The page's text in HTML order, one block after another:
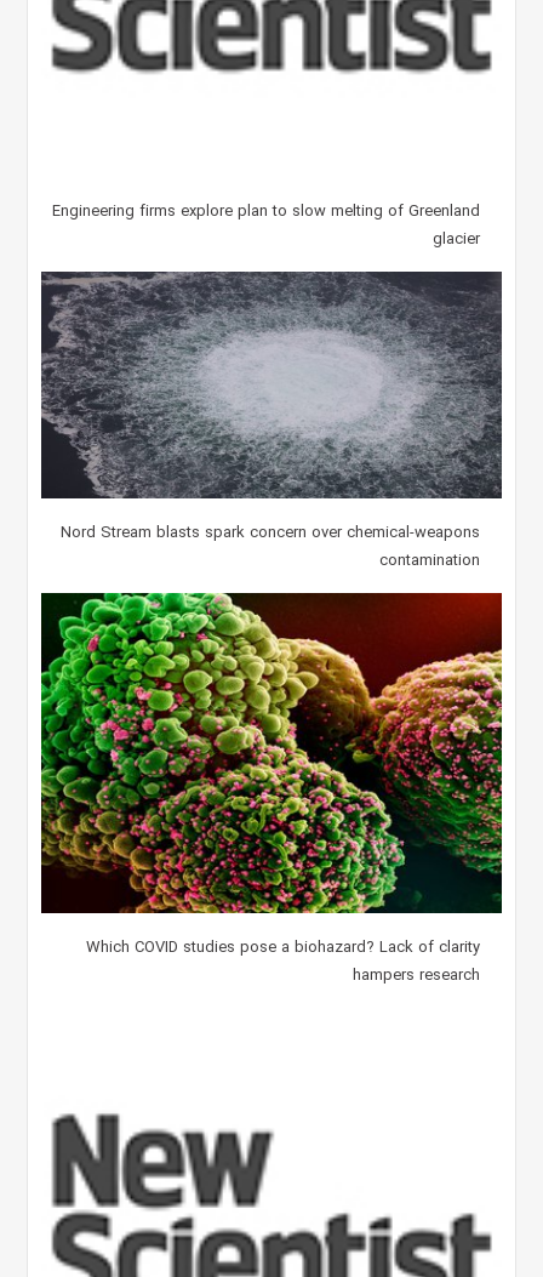
Engineering firms explore plan to slow melting of Greenland
glacier
Nord Stream blasts spark concern over chemical-weapons
contamination
Which COVID studies pose a biohazard? Lack of clarity
hampers research